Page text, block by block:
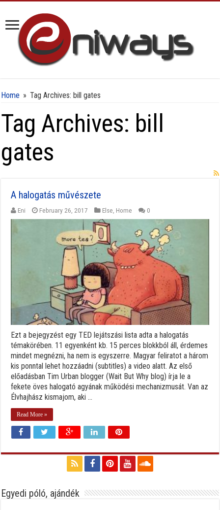
Home » Tag Archives: bill gates
Tag Archives: bill
gates
A halogatás művészete
Eni February 26, 2017 Else Home 0
Ezt a bejegyzést egy TED lejátszási lista adta a halogatás
témakörében. 11 egyenként kb. 15 perces blokkból áll, érdemes
mindet megnézni, ha nem is egyszerre. Magyar feliratot a három
kis ponntal lehet hozzáadni (subtitles) a video alatt. Az első
előadásban Tim Urban blogger (Wait But Why blog) írja le a
fekete öves halogató agyának működési mechanizmusát. Van az
Élvhajhász kismajom, aki ...
Read More »
Egyedi póló, ajándék